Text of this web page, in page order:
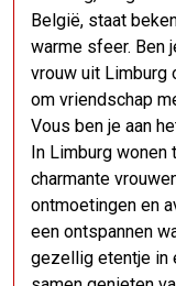
België, staat
warme sfeer. Ben
vrouw uit Limburg
om vriendschap
Vous ben je aan
In Limburg wonen
charmante
ontmoetingen en
een ontspannen
gezellig etentje in